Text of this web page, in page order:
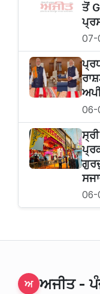
ਤੋਂ
07-
06-
06-
ਅ ਅਜੀਤ -